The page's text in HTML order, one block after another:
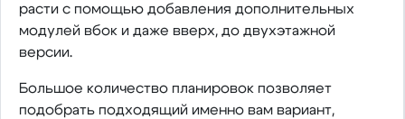
расти с помощью добавления дополнительных
модулей вбок и даже вверх, до двухэтажной
версии.
Большое количество планировок позволяет
подобрать подходящий именно вам вариант,